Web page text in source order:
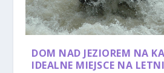
DOM NAD JEZIOREM NA
IDEALNE MIEJSCE NA